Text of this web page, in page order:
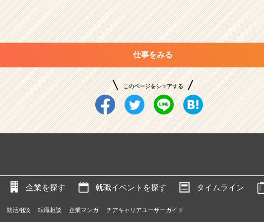
仕事をみる
このページをシェアする
企業を探す 就職イベントを探す タイムライン
就活相談 転職相談 企業マンガ チアキャリアユーザーガイド